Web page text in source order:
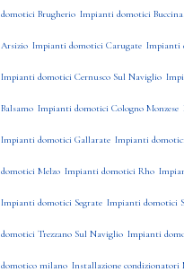
domotici Brugherio Impianti domotici
Arsizio Impianti domotici Carugate Impianti
Impianti domotici Cernusco Sul Naviglio
Balsamo Impianti domotici Cologno Monzese
Impianti domotici Gallarate Impianti
domotici Melzo Impianti domotici Rho
Impianti domotici Segrate Impianti domotici
domotici Trezzano Sul Naviglio Impianti
domotico milano Installazione condizionatori